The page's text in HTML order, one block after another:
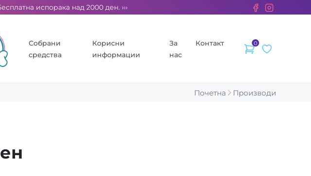
испорака над 2000 ден. ››› 2% од секоја сметка се донираат за бездомните
Собрани
средства
Корисни
информации
За
нас
Контакт 0
Почетна Производи